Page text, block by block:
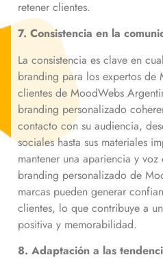
retener clientes.
7. Consistencia en la
La consistencia es clave en
branding para los expertos de
clientes de MoodWebs
branding personalizado
contacto con su audiencia,
sociales hasta sus materiales
mantener una apariencia y voz
branding personalizado de
marcas pueden generar
clientes, lo que contribuye a
positiva y memorabilidad.
8. Adaptación a las